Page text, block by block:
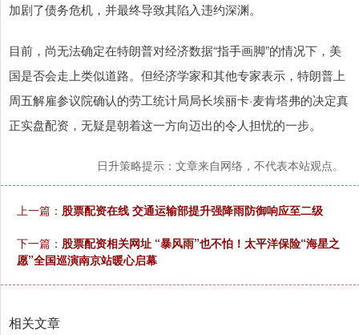
加剧了债务危机，并最终导致其陷入违约深渊。
目前，尚无法确定在特朗普对经济数据“指手画脚”的情况下，美
国是否会走上类似道路。但经济学家和其他专家表示，特朗普上
周五解雇参议院确认的劳工统计局局长埃丽卡·麦肯塔弗的决定真
正实盘配资，无疑是朝着这一方向迈出的令人担忧的一步。
日升策略提示：文章来自网络，不代表本站观点。
上一篇： 股票配资在线 交通运输部提升强降雨防御响应至二级
下一篇： 股票配资相关网址 “暴风雨”也不怕！太平洋保险“海星之
愿”全国巡演南京站暖心启幕
相关文章